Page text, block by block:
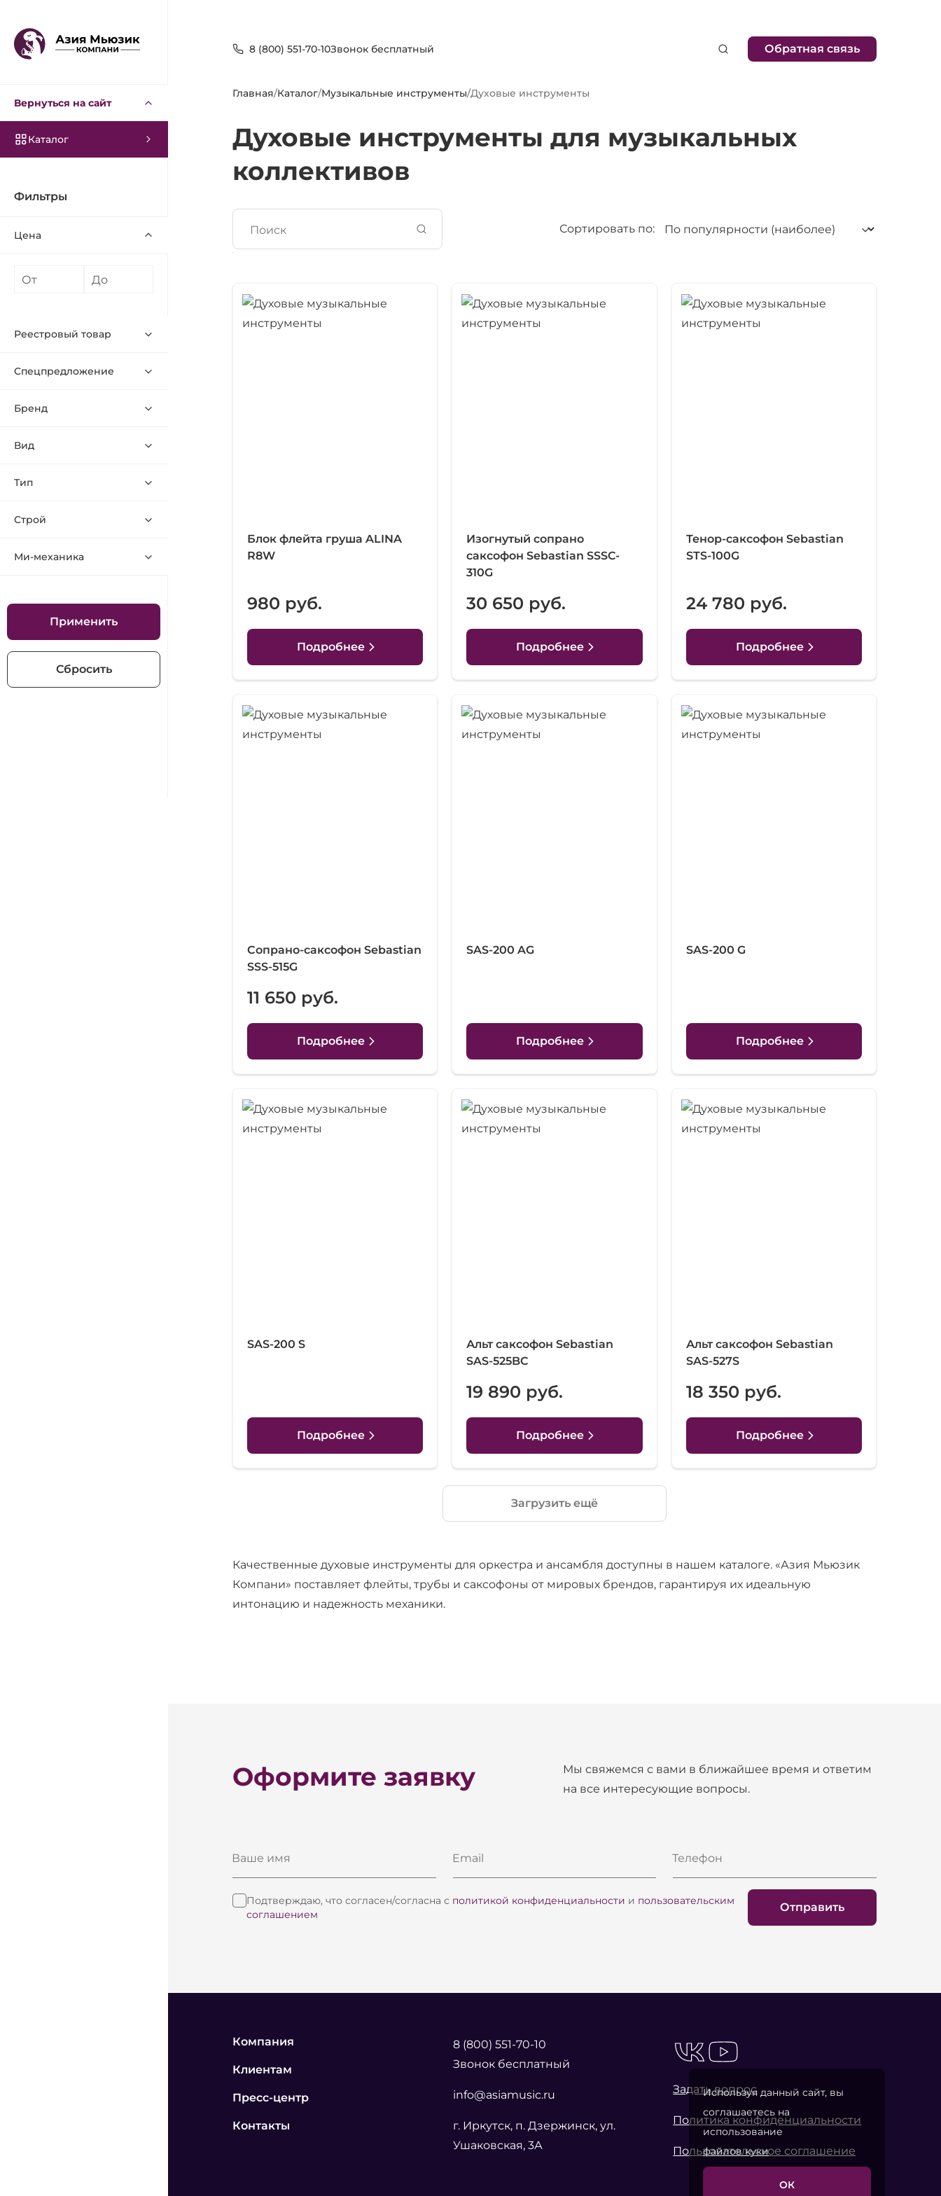
Вернуться на сайт
Каталог
Фильтры
Цена
Реестровый товар
Спецпредложение
Бренд
Вид
Тип
Строй
Ми-механика
Применить
Сбросить
8 (800) 551-70-10Звонок бесплатный Обратная связь
Главная/Каталог/Музыкальные инструменты/Духовые инструменты
Духовые инструменты для музыкальных
коллективов
Поиск Сортировать по:
Блок флейта груша ALINA
R8W
980 руб.
Подробнее
Изогнутый сопрано
саксофон Sebastian SSSC-
310G
30 650 руб.
Подробнее
Тенор-саксофон Sebastian
STS-100G
24 780 руб.
Подробнее
Сопрано-саксофон Sebastian
SSS-515G
11 650 руб.
Подробнее
SAS-200 AG
Подробнее
SAS-200 G
Подробнее
SAS-200 S
Подробнее
Альт саксофон Sebastian
SAS-525BC
19 890 руб.
Подробнее
Альт саксофон Sebastian
SAS-527S
18 350 руб.
Подробнее
Загрузить ещё
Качественные духовые инструменты для оркестра и ансамбля доступны в нашем каталоге. «Азия Мьюзик
Компани» поставляет флейты, трубы и саксофоны от мировых брендов, гарантируя их идеальную
интонацию и надежность механики.
Оформите заявку
Мы свяжемся с вами в ближайшее время и ответим
на все интересующие вопросы.
Ваше имя Email Телефон
Подтверждаю, что согласен/согласна с политикой конфиденциальности и пользовательским
соглашением
Отправить
Компания
Клиентам
Пресс-центр
Контакты
8 (800) 551-70-10
Звонок бесплатный
info@asiamusic.ru
г. Иркутск, п. Дзержинск, ул.
Ушаковская, 3А
Задать вопрос
Политика конфиденциальности
Пользовательское соглашение
Используя данный сайт, вы
соглашаетесь на
использование
файлов куки
ОК